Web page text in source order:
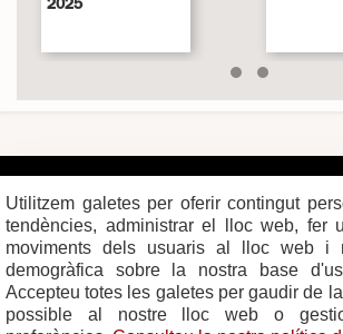
2025
17004 GIRONA
Tel. 972 419 010
Utilitzem galetes per oferir contingut
tendències, administrar el lloc web, fer
moviments dels usuaris al lloc web i
demogràfica sobre la nostra base
Accepteu totes les galetes per gaudir de
possible al nostre lloc web o